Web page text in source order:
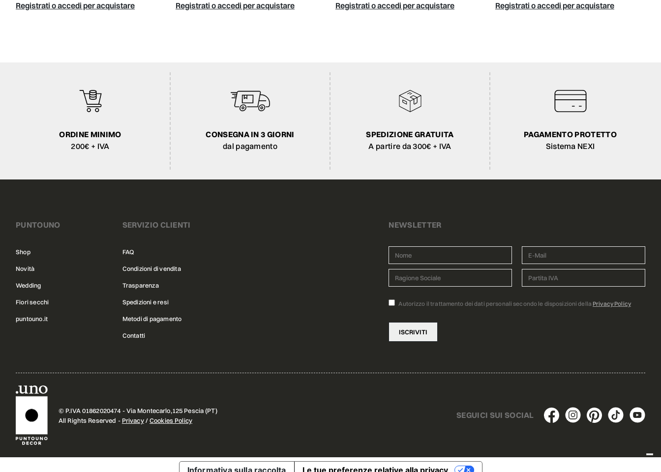
Registrati o accedi per acquistare
Registrati o accedi per acquistare
Registrati o accedi per acquistare
Registrati o accedi per acquistare
ORDINE MINIMO
200€ + IVA
CONSEGNA IN 3 GIORNI
dal pagamento
SPEDIZIONE GRATUITA
A partire da 300€ + IVA
PAGAMENTO PROTETTO
Sistema NEXI
PUNTOUNO
Shop
Novità
Wedding
Fiori secchi
puntouno.it
SERVIZIO CLIENTI
FAQ
Condizioni di vendita
Trasparenza
Spedizioni e resi
Metodi di pagamento
Contatti
NEWSLETTER
Autorizzo il trattamento dei dati personali secondo le disposizioni della Privacy Policy
© P.IVA 01862020474 - Via Montecarlo,125 Pescia (PT)
All Rights Reserved - Privacy/Cookies Policy
SEGUICI SUI SOCIAL